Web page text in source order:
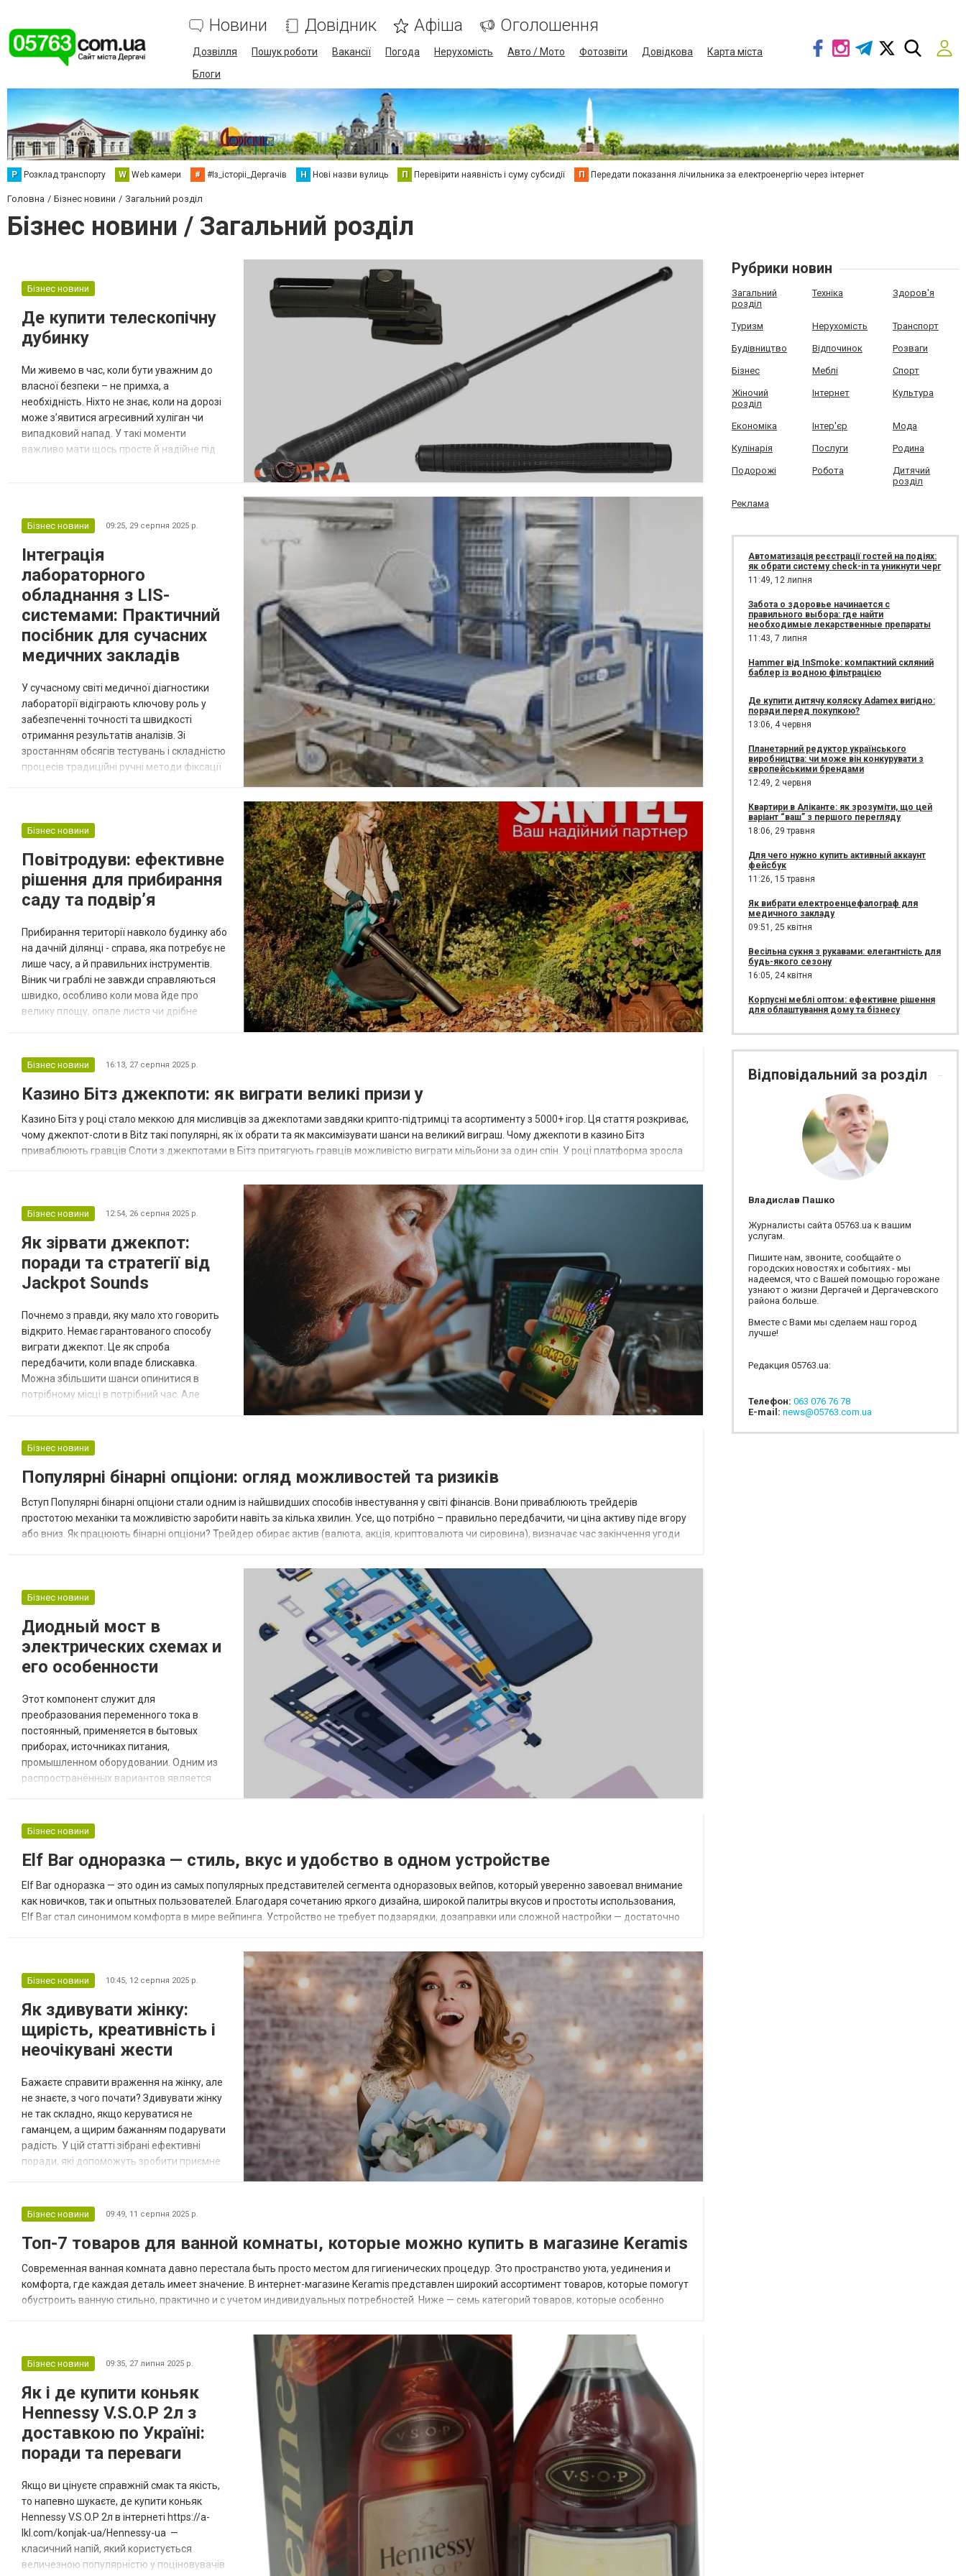
Новини Довідник Афіша Оголошення
Дозвілля Пошук роботи Вакансії Погода Нерухомість Авто / Мото Фотозвіти Довідкова
Карта міста
Блоги
Р Розклад транспорту W Web камери # #Із_історіі_Дергачів Н Нові назви вулиць П Перевірити наявність і суму субсидії П Передати показання лічильника за електроенергію через інтернет
Головна Бізнес новини Загальний розділ
Бізнес новини / Загальний розділ
Бізнес новини
Де купити телескопічну
дубинку
Ми живемо в час, коли бути уважним до
власної безпеки – не примха, а
необхідність. Ніхто не знає, коли на дорозі
може з’явитися агресивний хуліган чи
випадковий напад. У такі моменти
важливо мати щось просте й надійне під
телескопічну дубинку, давайте
корисні й як правильно зас...
Бізнес новини 09:25, 29 серпня 2025 р.
Інтеграція
лабораторного
обладнання з LIS-
системами: Практичний
посібник для сучасних
медичних закладів
У сучасному світі медичної діагностики
лабораторії відіграють ключову роль у
забезпеченні точності та швидкості
отримання результатів аналізів. Зі
зростанням обсягів тестувань і складністю
процесів традиційні ручні методи фіксації
лабораторними інформаційними
Systems). Ця технологія не просто
автоматизує рутинні операції,...
Бізнес новини
Повітродуви: ефективне
рішення для прибирання
саду та подвір’я
Прибирання території навколо будинку або
на дачній ділянці - справа, яка потребує не
лише часу, а й правильних інструментів.
Віник чи граблі не завжди справляються
швидко, особливо коли мова йде про
велику площу, опале листя чи дрібне
яка значно полегшує догляд за подвір’ям.
Інтернет-магазин Сантел пропонує
широкий асортимент таких пристроїв від
провідних світових брендів, сере...
Бізнес новини 16:13, 27 серпня 2025 р.
Казино Бітз джекпоти: як виграти великі призи у
Казино Бітз у році стало меккою для мисливців за джекпотами завдяки крипто-підтримці та асортименту з 5000+ ігор. Ця стаття розкриває,
чому джекпот-слоти в Bitz такі популярні, як їх обрати та як максимізувати шанси на великий виграш. Чому джекпоти в казино Бітз
приваблюють гравців Слоти з джекпотами в Бітз притягують гравців можливістю виграти мільйони за один спін. У році платформа зросла
Бізнес новини 12:54, 26 серпня 2025 р.
Як зірвати джекпот:
поради та стратегії від
Jackpot Sounds
Почнемо з правди, яку мало хто говорить
відкрито. Немає гарантованого способу
виграти джекпот. Це як спроба
передбачити, коли впаде блискавка.
Можна збільшити шанси опинитися в
потрібному місці в потрібний час. Але
стратегії, які допоможуть максимально
збільшити ваші шанси. Думайте про це як
про навчання водіння. Не можна
гарантувати, що ніколи не потрапите в
аварію. Але правильна тех...
Бізнес новини
Популярні бінарні опціони: огляд можливостей та ризиків
Вступ Популярні бінарні опціони стали одним із найшвидших способів інвестування у світі фінансів. Вони приваблюють трейдерів
простотою механіки та можливістю заробити навіть за кілька хвилин. Усе, що потрібно – правильно передбачити, чи ціна активу піде вгору
або вниз. Як працюють бінарні опціони? Трейдер обирає актив (валюта, акція, криптовалюта чи сировина), визначає час закінчення угоди
Бізнес новини
Диодный мост в
электрических схемах и
его особенности
Этот компонент служит для
преобразования переменного тока в
постоянный, применяется в бытовых
приборах, источниках питания,
промышленном оборудовании. Одним из
распространённых вариантов является
диодный мост удобен при монтаже и
экономит место на плате. Главное – купить
именно то, что нужно. Преимущества
применения Использование данного
компонента даёт целый ряд преимуществ,
повышающих...
Бізнес новини
Elf Bar одноразка — стиль, вкус и удобство в одном устройстве
Elf Bar одноразка — это один из самых популярных представителей сегмента одноразовых вейпов, который уверенно завоевал внимание
как новичков, так и опытных пользователей. Благодаря сочетанию яркого дизайна, широкой палитры вкусов и простоты использования,
Elf Bar стал синонимом комфорта в мире вейпинга. Устройство не требует подзарядки, дозаправки или сложной настройки — достаточно
Бізнес новини 10:45, 12 серпня 2025 р.
Як здивувати жінку:
щирість, креативність і
неочікувані жести
Бажаєте справити враження на жінку, але
не знаєте, з чого почати? Здивувати жінку
не так складно, якщо керуватися не
гаманцем, а щирим бажанням подарувати
радість. У цій статті зібрані ефективні
поради, які допоможуть зробити приємне
справжнього враження Найбільше
цінуються ті сюрпризи, які мають емоційне
значення. Якщо вона згадувала у розмові,
що мріє навчитись малювати — подаруйте
набір для...
Бізнес новини 09:49, 11 серпня 2025 р.
Топ-7 товаров для ванной комнаты, которые можно купить в магазине Keramis
Современная ванная комната давно перестала быть просто местом для гигиенических процедур. Это пространство уюта, уединения и
комфорта, где каждая деталь имеет значение. В интернет-магазине Keramis представлен широкий ассортимент товаров, которые помогут
обустроить ванную стильно, практично и с учетом индивидуальных потребностей. Ниже — семь категорий товаров, которые особенно
Бізнес новини 09:35, 27 липня 2025 р.
Як і де купити коньяк
Hennessy V.S.O.P 2л з
доставкою по Україні:
поради та переваги
Якщо ви цінуєте справжній смак та якість,
то напевно шукаєте, де купити коньяк
Hennessy V.S.O.P 2л в інтернеті https://a-
lkl.com/konjak-ua/Hennessy-ua —
класичний напій, який користується
величезною популярністю у поціновувачів
Рубрики новин
Загальний
розділ
Техніка Здоров'я
Туризм Нерухомість Транспорт
Будівництво Відпочинок Розваги
Бізнес Меблі Спорт
Жіночий
розділ
Інтернет Культура
Економіка Інтер'єр Мода
Кулінарія Послуги Родина
Подорожі Робота
Дитячий
розділ
Реклама
Автоматизація реєстрації гостей на подіях:
як обрати систему check-in та уникнути черг
11:49, 12 липня
Забота о здоровье начинается с
правильного выбора: где найти
необходимые лекарственные препараты
11:43, 7 липня
Hammer від InSmoke: компактний скляний
баблер із водною фільтрацією
Де купити дитячу коляску Adamex вигідно:
поради перед покупкою?
13:06, 4 червня
Планетарний редуктор українського
виробництва: чи може він конкурувати з
європейськими брендами
12:49, 2 червня
Квартири в Аліканте: як зрозуміти, що цей
варіант “ваш” з першого перегляду
18:06, 29 травня
Для чего нужно купить активный аккаунт
фейсбук
11:26, 15 травня
Як вибрати електроенцефалограф для
медичного закладу
09:51, 25 квітня
Весільна сукня з рукавами: елегантність для
будь-якого сезону
16:05, 24 квітня
Корпусні меблі оптом: ефективне рішення
для облаштування дому та бізнесу
Відповідальний за розділ
Владислав Пашко
Журналисты сайта 05763.ua к вашим
услугам.
Пишите нам, звоните, сообщайте о
городских новостях и событиях - мы
надеемся, что с Вашей помощью горожане
узнают о жизни Дергачей и Дергачевского
района больше.
Вместе с Вами мы сделаем наш город
лучше!
Редакция 05763.ua:
Телефон: 063 076 76 78
E-mail: news@05763.com.ua